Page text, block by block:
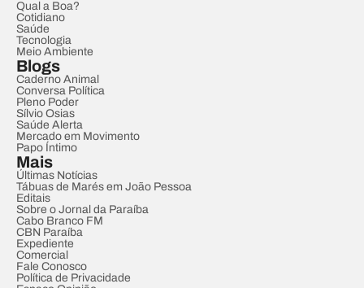
Qual a Boa?
Cotidiano
Saúde
Tecnologia
Meio Ambiente
Blogs
Caderno Animal
Conversa Política
Pleno Poder
Sílvio Osias
Saúde Alerta
Mercado em Movimento
Papo Íntimo
Mais
Últimas Notícias
Tábuas de Marés em João Pessoa
Editais
Sobre o Jornal da Paraíba
Cabo Branco FM
CBN Paraíba
Expediente
Comercial
Fale Conosco
Política de Privacidade